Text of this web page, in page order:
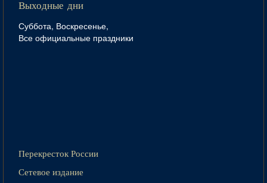
Выходные дни
Суббота, Воскресенье,
Все официальные праздники
Перекресток России
Сетевое издание